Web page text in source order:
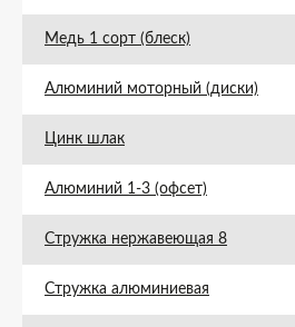
Медь 1 сорт (блеск)
Алюминий моторный (диски)
Цинк шлак
Алюминий 1-3 (офсет)
Стружка нержавеющая 8
Стружка алюминиевая